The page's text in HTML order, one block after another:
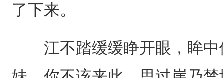
了下来。
江不踏缓缓睁开眼，眸中